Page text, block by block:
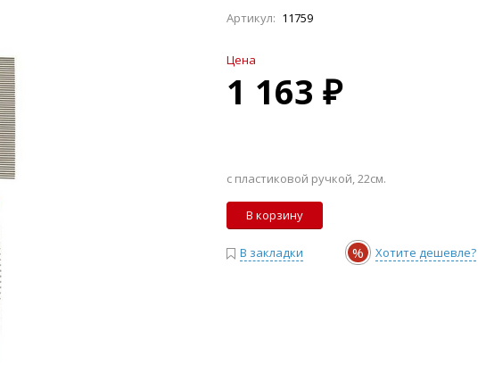
Артикул: 11759
Цена
1 163 ₽
с пластиковой ручкой, 22см.
В корзину
В закладки % Хотите дешевле?